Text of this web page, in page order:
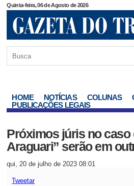
Quinta-feira, 06 de Agosto de 2026
HOME NOTÍCIAS COLUNAS
PUBLICAÇÕES LEGAIS
Próximos júris no caso
Araguari” serão em
qui, 20 de julho de 2023 08:01
Tweetar